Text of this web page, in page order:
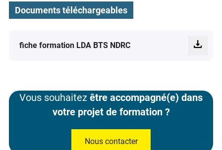
Documents téléchargeables
fiche formation LDA BTS NDRC
Vous souhaitez être accompagné(e) dans
votre projet de formation ?
Nous contacter